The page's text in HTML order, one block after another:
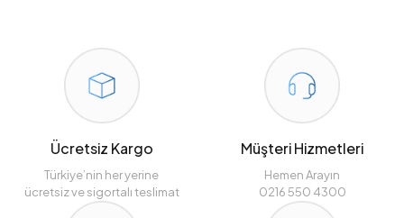
Ücretsiz Kargo
Türkiye’nin her yerine
ücretsiz ve sigortalı teslimat
Müşteri Hizmetleri
Hemen Arayın
0216 550 4300